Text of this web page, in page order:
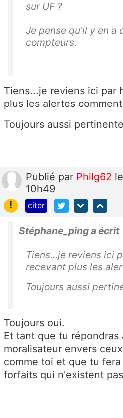
sur UF ?
Je pense qu'il y en a
compteurs.
Tiens...je reviens ici par
plus les alertes
Toujours aussi
Publié par Philg62
10h49
!
citer
Stéphane_ping a écrit
Tiens...je reviens ici
recevant plus les
Toujours aussi
Toujours oui.
Et tant que tu répondras
moralisateur envers
comme toi et que tu
forfaits qui n'existent